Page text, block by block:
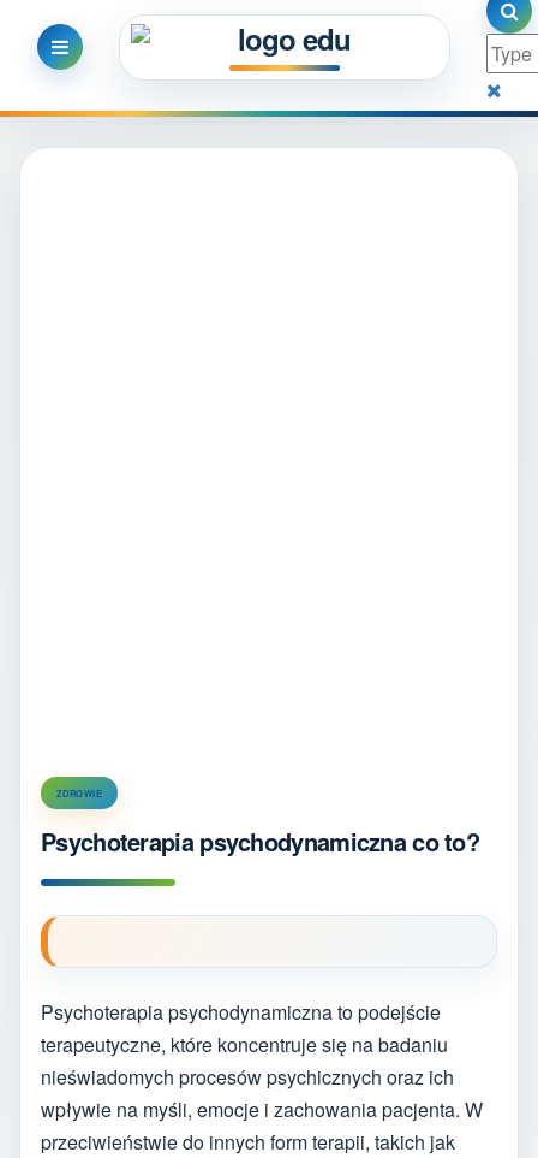
ZDROWIE
Psychoterapia psychodynamiczna co to?
Psychoterapia psychodynamiczna to podejście
terapeutyczne, które koncentruje się na badaniu
nieświadomych procesów psychicznych oraz ich
wpływie na myśli, emocje i zachowania pacjenta. W
przeciwieństwie do innych form terapii, takich jak